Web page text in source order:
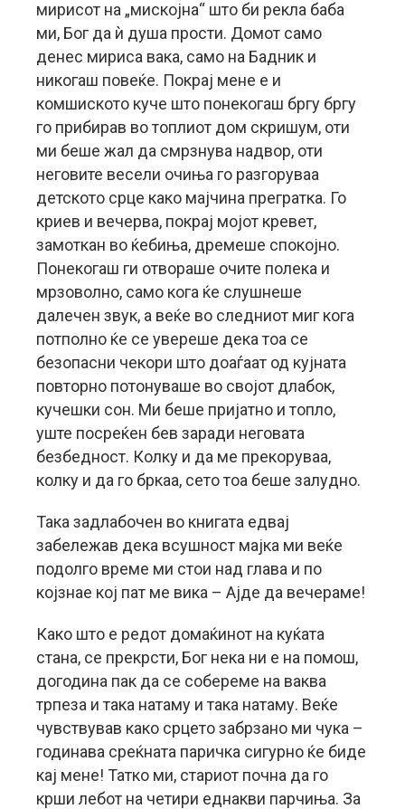
мирисот на „мискојна“ што би рекла баба
ми, Бог да ѝ душа прости. Домот само
денес мириса вака, само на Бадник и
никогаш повеќе. Покрај мене е и
комшиското куче што понекогаш бргу бргу
го прибирав во топлиот дом скришум, оти
ми беше жал да смрзнува надвор, оти
неговите весели очиња го разгоруваа
детското срце како мајчина прегратка. Го
криев и вечерва, покрај мојот кревет,
замоткан во ќебиња, дремеше спокојно.
Понекогаш ги отвораше очите полека и
мрзоволно, само кога ќе слушнеше
далечен звук, а веќе во следниот миг кога
потполно ќе се увереше дека тоа се
безопасни чекори што доаѓаат од кујната
повторно потонуваше во својот длабок,
кучешки сон. Ми беше пријатно и топло,
уште посреќен бев заради неговата
безбедност. Колку и да ме прекоруваа,
колку и да го бркаа, сето тоа беше залудно.
Така задлабочен во книгата едвај
забележав дека всушност мајка ми веќе
подолго време ми стои над глава и по
којзнае кој пат ме вика – Ајде да вечераме!
Како што е редот домаќинот на куќата
стана, се прекрсти, Бог нека ни е на помош,
догодина пак да се собереме на ваква
трпеза и така натаму и така натаму. Веќе
чувствував како срцето забрзано ми чука –
годинава среќната паричка сигурно ќе биде
кај мене! Татко ми, стариот почна да го
крши лебот на четири еднакви парчиња. За